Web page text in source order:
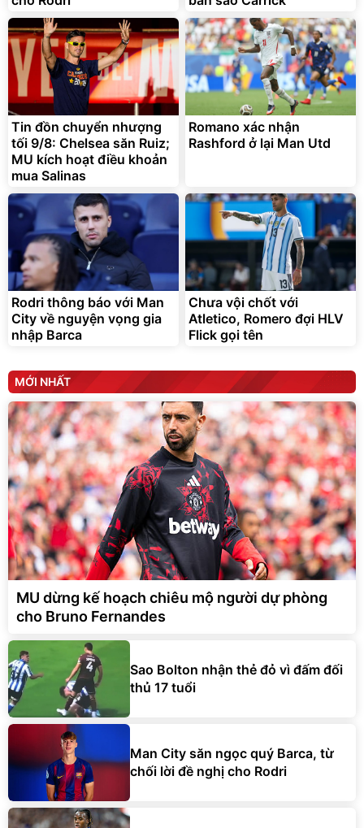
Lót ghế ôtô, nâng lưng
chống nóng giúp thoải mái
trong di chuyển
295.000đ
Đã bán nhiều
Tin đồn chuyển nhượng
tối 9/8: Chelsea săn Ruiz;
MU kích hoạt điều khoản
mua Salinas
Romano xác nhận
Rashford ở lại Man Utd
Rodri thông báo với Man
City về nguyện vọng gia
nhập Barca
Chưa vội chốt với
Atletico, Romero đợi HLV
Flick gọi tên
MỚI NHẤT
MU dừng kế hoạch chiêu mộ người dự phòng
cho Bruno Fernandes
Sao Bolton nhận thẻ đỏ vì đấm đối
thủ 17 tuổi
Man City săn ngọc quý Barca, từ
chối lời đề nghị cho Rodri